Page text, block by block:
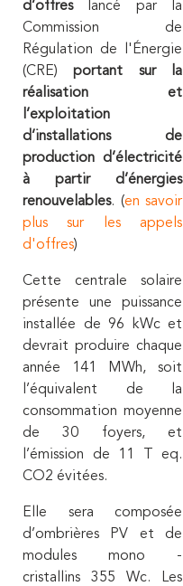
d’offreslancé par la
Commission de
Régulation de l'Énergie
(CRE)portant sur la
réalisation et
l’exploitation
d’installations de
production d’électricité
à partir d’énergies
renouvelables. (en savoir
plus sur les appels
d'offres)
Cette centrale solaire
présente une puissance
installée de 96 kWc et
devrait produire chaque
année 141 MWh, soit
l’équivalent de la
consommation moyenne
de 30 foyers, et
l’émission de 11 T eq.
CO2 évitées.
Elle sera composée
d’ombrières PV et de
modules mono -
cristallins 355 Wc. Les